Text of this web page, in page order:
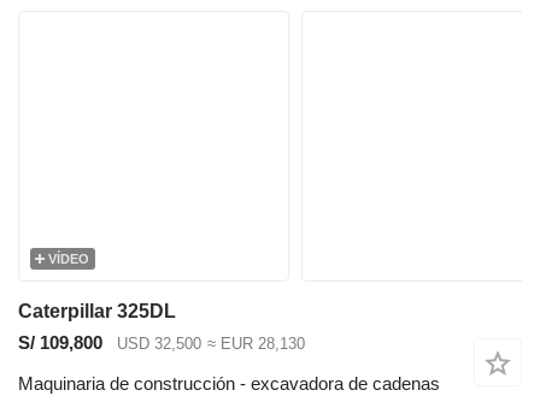
VÍDEO
Caterpillar 325DL
S/ 109,800
USD 32,500 ≈ EUR 28,130
Maquinaria de construcción - excavadora de cadenas